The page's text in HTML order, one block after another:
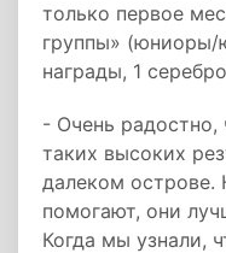
только первое
группы» (юниоры/
награды, 1
- Очень
таких высоких
далеком
помогают, они
Когда мы узнали,